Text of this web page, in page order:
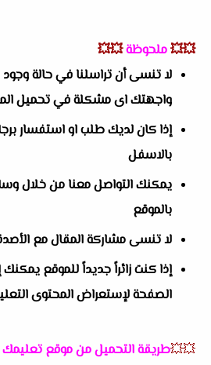
💥💥ملحوظة💥💥
لا تنسى أن تراسلنا في حالة
واجهتك اى مشكلة في تحميل
إذا كان لديك طلب او استفسار
بالاسفل
يمكنك التواصل معنا من خلال
بالموقع
لا تنسى مشاركة المقال مع
إذا كنت زائراً جديداً للموقع
الصفحة لإستعراض المحتوى
💥💥طريقة التحميل من موقع تعليمك